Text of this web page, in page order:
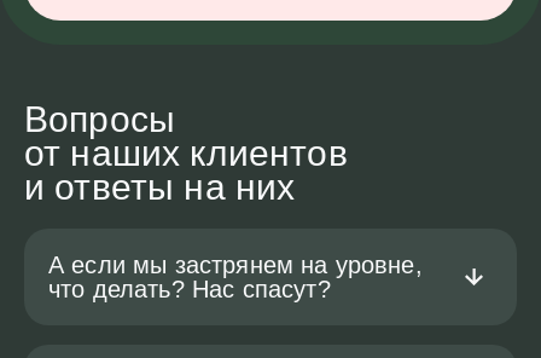
Вопросы
от наших клиентов
и ответы на них
А если мы застрянем на уровне,
что делать? Нас спасут?